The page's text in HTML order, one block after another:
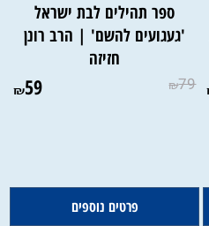
ספר תהילים לבת ישראל
'געגועים להשם' | הרב רונן
חזיזה
₪79
₪59
פרטים נוספים